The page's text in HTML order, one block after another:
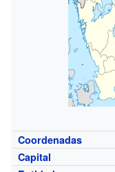
Coordenadas
Capital